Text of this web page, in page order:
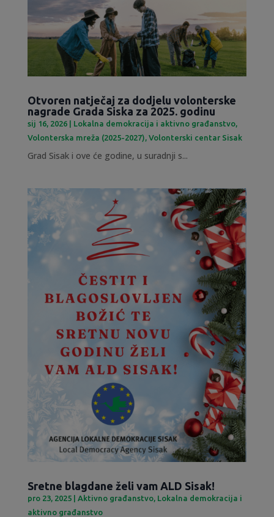
Otvoren natječaj za dodjelu volonterske
nagrade Grada Siska za 2025. godinu
sij 16, 2026| Lokalna demokracija i aktivno građanstvo,
Volonterska mreža (2025-2027), Volonterski centar Sisak
Grad Sisak i ove će godine, u suradnji s...
Sretne blagdane želi vam ALD Sisak!
pro 23, 2025| Aktivno građanstvo, Lokalna demokracija i
aktivno građanstvo